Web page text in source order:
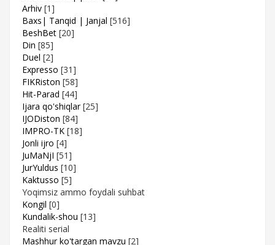
Arhiv [1]
Baxs| Tanqid | Janjal [516]
BeshBet [20]
Din [85]
Duel [2]
Expresso [31]
FIKRiston [58]
Hit-Parad [44]
Ijara qo'shiqlar [25]
IJODiston [84]
IMPRO-TK [18]
Jonli ijro [4]
JuMaNjI [51]
JurYuldus [10]
Kaktusso [5]
Yoqimsiz ammo foydali suhbat
Kongil [0]
Kundalik-shou [13]
Realiti serial
Mashhur ko'targan mavzu [2]